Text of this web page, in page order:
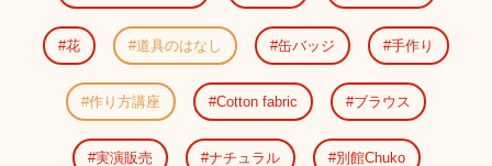
花 道具のはなし 缶バッジ 手作り
作り方講座 Cotton fabric ブラウス
実演販売 ナチュラル 別館Chuko